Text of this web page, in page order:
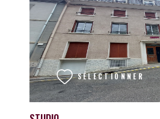
SÉLECTIONNER
VOIR LE BIEN